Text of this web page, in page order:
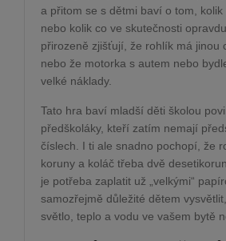
a přitom se s dětmi baví o tom,
nebo kolik co ve skutečnosti
přirozeně zjišťují, že rohlík má jinou
nebo že motorka s autem nebo
velké náklady.
Tato hra baví mladší děti školou
předškoláky, kteří zatím nemají
číslech. I ti ale snadno pochopí, že
koruny a koláč třeba dvě
je potřeba zaplatit už „velkými“
samozřejmě důležité dětem
světlo, teplo a vodu ve vašem bytě